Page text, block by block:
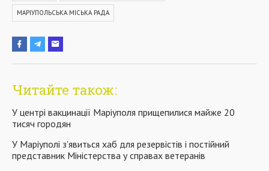
МАРІУПОЛЬСЬКА МІСЬКА РАДА
Читайте також:
У центрі вакцинації Маріуполя прищепилися майже 20
тисяч городян
У Маріуполі з'явиться хаб для резервістів і постійний
представник Міністерства у справах ветеранів